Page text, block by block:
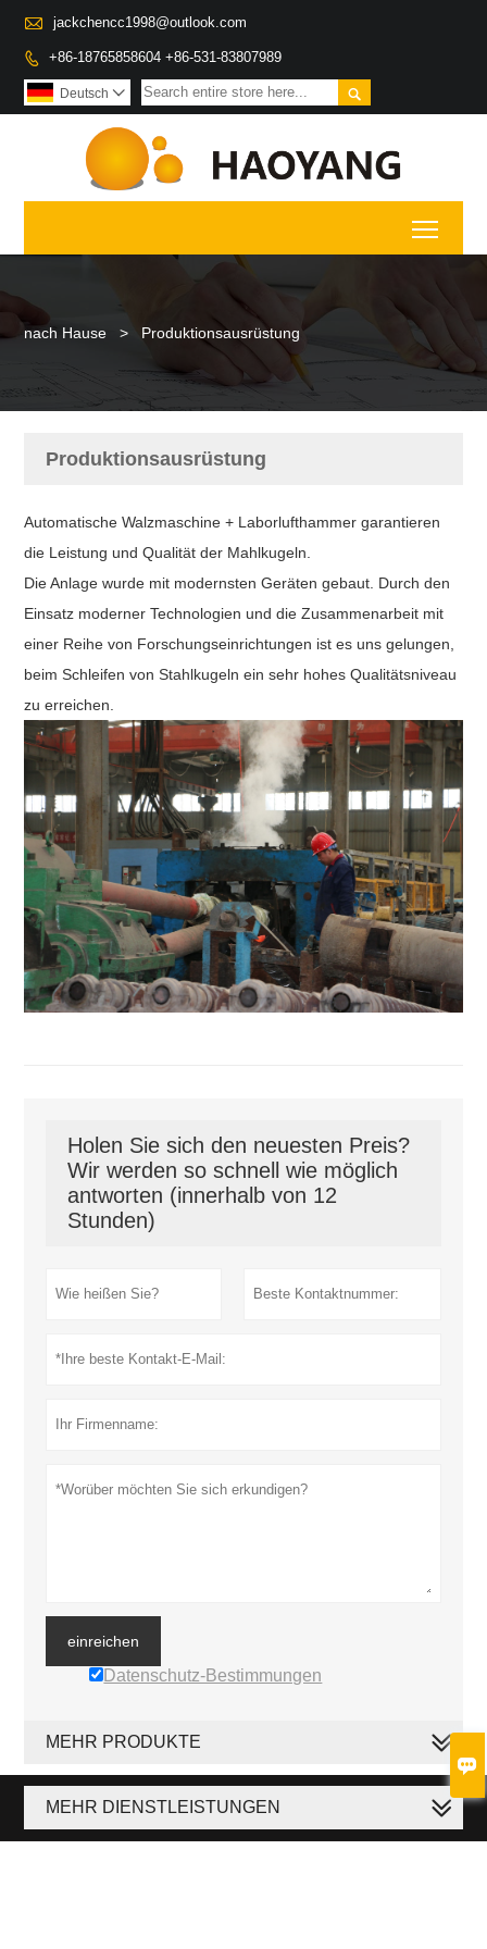

 jackchencc1998@outlook.com
 +86-18765858604 +86-531-83807989

Deutsch 
nach Hause > Produktionsausrüstung
Produktionsausrüstung
Automatische Walzmaschine + Laborlufthammer garantieren
die Leistung und Qualität der Mahlkugeln.
Die Anlage wurde mit modernsten Geräten gebaut. Durch den
Einsatz moderner Technologien und die Zusammenarbeit mit
einer Reihe von Forschungseinrichtungen ist es uns gelungen,
beim Schleifen von Stahlkugeln ein sehr hohes Qualitätsniveau
zu erreichen.
Holen Sie sich den neuesten Preis?
Wir werden so schnell wie möglich
antworten (innerhalb von 12
Stunden)
einreichen
Datenschutz-Bestimmungen
MEHR PRODUKTE
MEHR DIENSTLEISTUNGEN